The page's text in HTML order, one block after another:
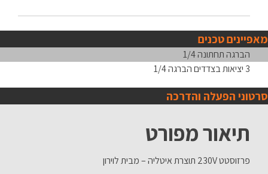
מאפיינים טכנים
הברגה תחתונה 1/4
3 יציאות בצדדים הברגה 1/4
סרטוני הפעלה והדרכה
תיאור מפורט
פרזוסטט 230V תוצרת איטליה – מבית לוירון